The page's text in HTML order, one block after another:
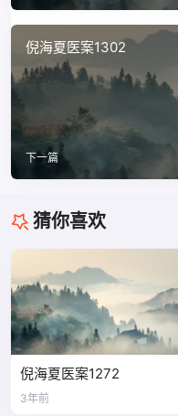
倪海夏医案1302
下一篇
猜你喜欢
倪海夏医案1272
3年前